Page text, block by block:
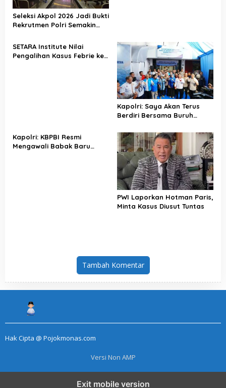
Seleksi Akpol 2026 Jadi Bukti
Rekrutmen Polri Semakin
SETARA Institute Nilai
Pengalihan Kasus Febrie ke
Kapolri: Saya Akan Terus
Berdiri Bersama Buruh
Kapolri: KBPBI Resmi
Mengawali Babak Baru
PWI Laporkan Hotman Paris,
Minta Kasus Diusut Tuntas
Tambah Komentar
Hak Cipta @ Pojokmonas.com
Versi Non AMP
Exit mobile version